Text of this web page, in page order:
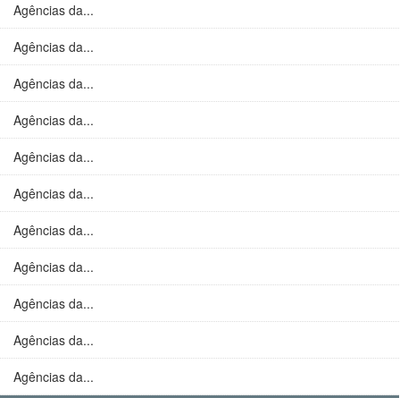
Agências da...
Agências da...
Agências da...
Agências da...
Agências da...
Agências da...
Agências da...
Agências da...
Agências da...
Agências da...
Agências da...